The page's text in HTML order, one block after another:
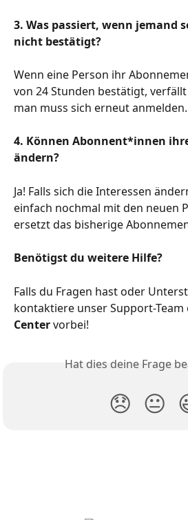
3. Was passiert, wenn jemand
nicht bestätigt?
Wenn eine Person ihr
von 24 Stunden bestätigt,
man muss sich erneut anmelden.
4. Können Abonnent*innen
ändern?
Ja! Falls sich die Interessen
einfach nochmal mit den neuen
ersetzt das bisherige
Benötigst du weitere Hilfe?
Falls du Fragen hast oder
kontaktiere unser Support-Team
Center vorbei!
Hat dies deine Frage
😞 😐